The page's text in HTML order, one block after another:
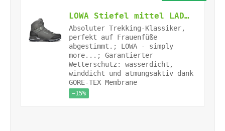
LOWA Stiefel mittel LADY LIGHT GTX [2024] graphit/jade, 41.5
Absoluter Trekking-Klassiker,
perfekt auf Frauenfüße
abgestimmt.; LOWA - simply
more...; Garantierter
Wetterschutz: wasserdicht,
winddicht und atmungsaktiv dank
GORE-TEX Membrane
−15%